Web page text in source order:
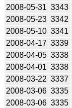
2008-05-31 3343
2008-05-23 3342
2008-05-10 3341
2008-04-17 3339
2008-04-05 3338
2008-04-01 3338
2008-03-22 3337
2008-03-06 3335
2008-03-06 3335